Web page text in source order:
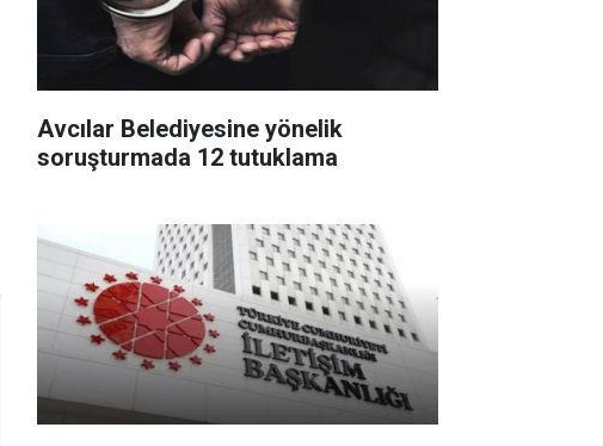
Avcılar Belediyesine yönelik
soruşturmada 12 tutuklama